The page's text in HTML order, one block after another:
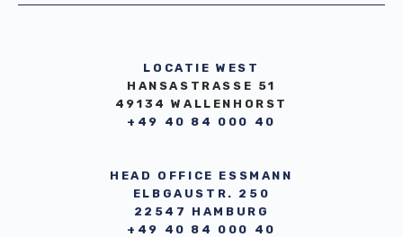
LOCATIE WEST
HANSASTRASSE 51
49134 WALLENHORST
+49 40 84 000 40
HEAD OFFICE ESSMANN
ELBGAUSTR. 250
22547 HAMBURG
+49 40 84 000 40